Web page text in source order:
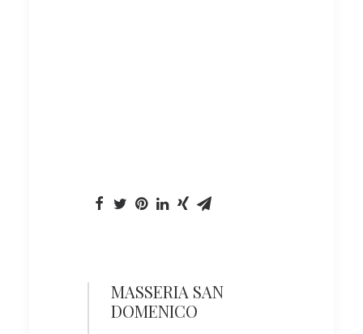
MASSERIA SAN
DOMENICO